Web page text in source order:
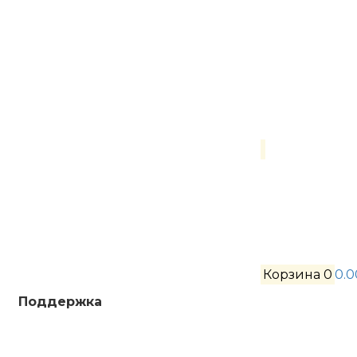
Корзина 0
Поддержка